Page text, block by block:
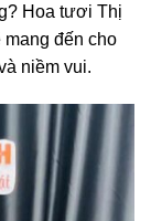
Hoa tươi Thị
đến cho
niềm vui.